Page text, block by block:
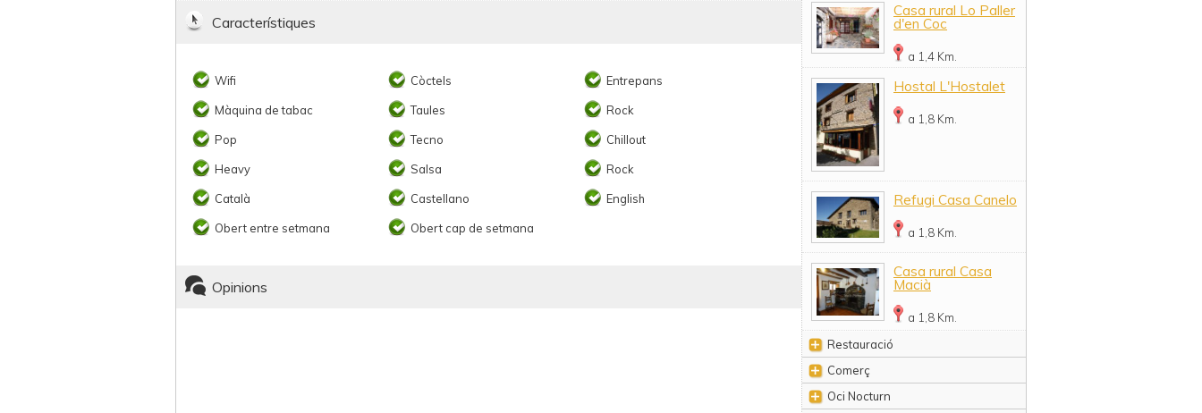
Característiques
Wifi Còctels Entrepans
Màquina de tabac Taules Rock
Pop Tecno Chillout
Heavy Salsa Rock
Català Castellano English
Obert entre setmana Obert cap de setmana
Opinions
Casa rural Lo Paller
d'en Coc
a 1,4 Km.
Hostal L'Hostalet
a 1,8 Km.
Refugi Casa Canelo
a 1,8 Km.
Casa rural Casa
Macià
a 1,8 Km.
Restauració
Comerç
Oci Nocturn